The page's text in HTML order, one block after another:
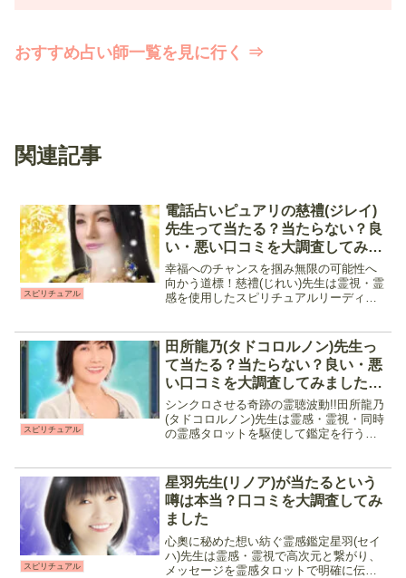
おすすめ占い師一覧を見に行く ⇒
関連記事
スピリチュアル
電話占いピュアリの慈禮(ジレイ)
先生って当たる？当たらない？良
い・悪い口コミを大調査してみま
した
幸福へのチャンスを掴み無限の可能性へ
向かう道標！慈禮(じれい)先生は霊視・霊
感を使用したスピリチュアルリーディン
欲に気持ちを見抜く鑑定に定評があり、
気になる相手の本音だ...
スピリチュアル
田所龍乃(タドコロルノン)先生っ
て当たる？当たらない？良い・悪
い口コミを大調査してみました
【電話占いウィル】
シンクロさせる奇跡の霊聴波動!!田所龍乃
(タドコロルノン)先生は霊感・霊視・同時
の霊感タロットを駆使して鑑定を行う占
安や悲しい気持ちがスッキリすると口コ
ミで人気。特に相...
スピリチュアル
星羽先生(リノア)が当たるという
噂は本当？口コミを大調査してみ
ました
心奧に秘めた想い紡ぐ霊感鑑定星羽(セイ
ハ)先生は霊感・霊視で高次元と繋がり、
メッセージを霊感タロットで明確に伝え